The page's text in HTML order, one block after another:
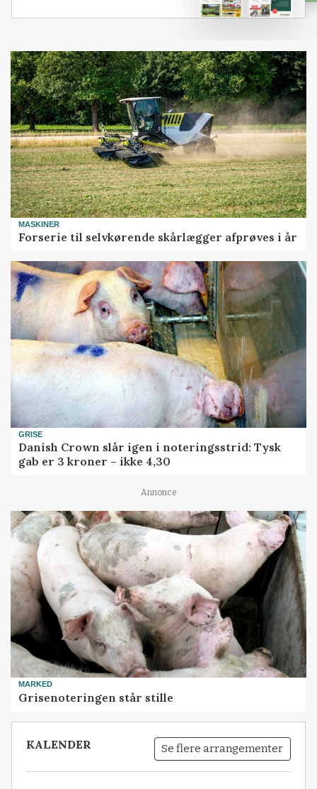
MASKINER
Forserie til selvkørende skårlægger afprøves i år
GRISE
Danish Crown slår igen i noteringsstrid: Tysk
gab er 3 kroner – ikke 4,30
Annonce
MARKED
Grisenoteringen står stille
KALENDER Se flere arrangementer